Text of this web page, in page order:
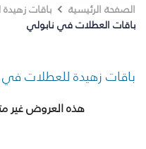
الصفحة الرئيسية باقات
باقات العطلات في نابولي
باقات زهيدة للعطلات في
هذه العروض غير